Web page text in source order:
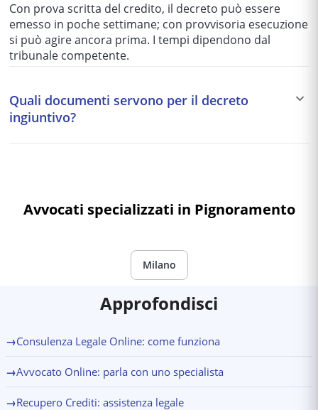
Con prova scritta del credito, il decreto può essere
emesso in poche settimane; con provvisoria esecuzione
si può agire ancora prima. I tempi dipendono dal
tribunale competente.
Quali documenti servono per il decreto
ingiuntivo?
Avvocati specializzati in Pignoramento
Milano
Approfondisci
→Consulenza Legale Online: come funziona
→Avvocato Online: parla con uno specialista
→Recupero Crediti: assistenza legale